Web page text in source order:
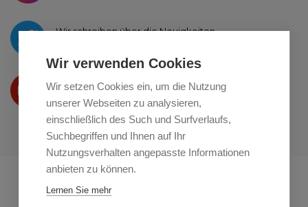
Wir verwenden Cookies
Wir setzen Cookies ein, um die Nutzung
unserer Webseiten zu analysieren,
einschließlich des Such und Surfverlaufs,
Suchbegriffen und Ihnen auf Ihr
Nutzungsverhalten angepasste Informationen
anbieten zu können.
Lernen Sie mehr
Wir schreiben über die Neuigkeiten
Wir präsentieren Ihre produkte
Youtube
Profikuchar.sk